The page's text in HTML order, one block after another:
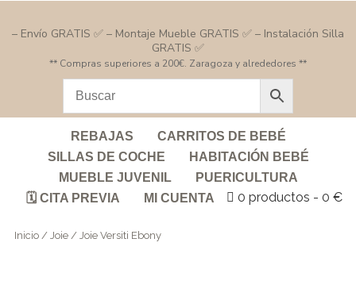
– Envío GRATIS ✅ – Montaje Mueble GRATIS ✅ – Instalación Silla
GRATIS ✅
** Compras superiores a 200€. Zaragoza y alrededores **
REBAJAS
CARRITOS DE BEBÉ
SILLAS DE COCHE
HABITACIÓN BEBÉ
MUEBLE JUVENIL
PUERICULTURA
🗓️ CITA PREVIA
MI CUENTA 0 productos 0 €
Inicio / Joie / Joie Versiti Ebony